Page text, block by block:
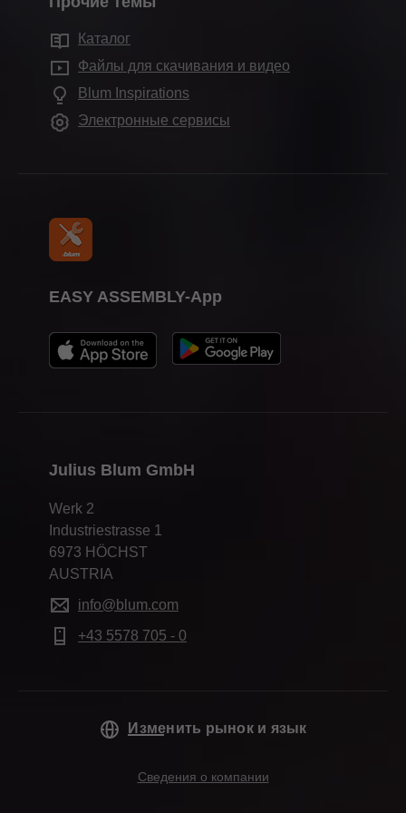
Технологии движения
Конструкции шкафов
Другие изделия
Станки и приспособления
Часто задаваемые вопросы
Compliance
Обучение
Заводы
Демонстрационный зал Blum
Демонстрационные залы
Julius Blum GmbH
Werk 2
Industriestrasse 1
6973 HÖCHST
AUSTRIA
info@blum.com
+43 5578 705 - 0
EASY ASSEMBLY-App
Каталог
Файлы для скачивания и видео
Blum Inspirations
Электронные сервисы
Изменить рынок и язык
Сведения о компании